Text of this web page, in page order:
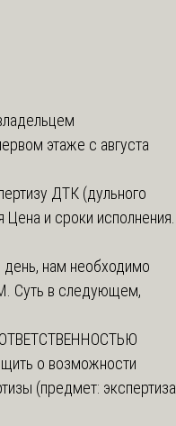
этаже с августа
ДТК (дульного
и сроки исполнения.
нам необходимо
Суть в следующем,
о возможности
(предмет: экспертиза